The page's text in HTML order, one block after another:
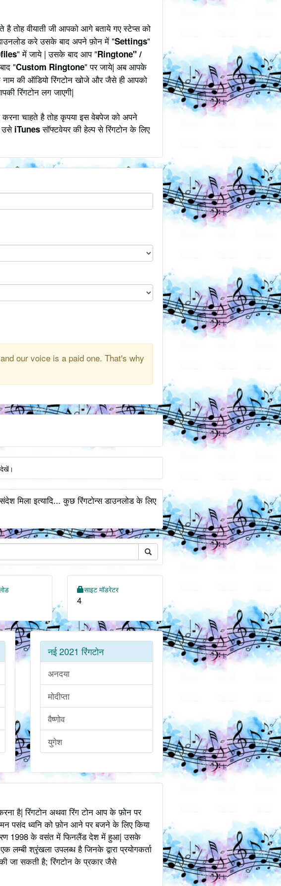
तोह वीयाती जी आपको आगे बताये गए स्टेप्स को
करे उसके बाद अपने फ़ोन में "Settings"
" में जाये | उसके बाद आप "Ringtone" /
"Custom Ringtone" पर जाये| अब आपके
नाम की ऑडियो रिंगटोन खोजे और जैसे ही आपको
रिंगटोन लग जाएगी|
चाहते है तोह कृपया इस वेबपेज को अपने
उसे iTunesसॉफ्टवेयर की हेल्प से रिंगटोन के लिए
our voice is a paid one. That's why
देखें।
मिला इत्यादि... कुछ रिंगटोन्स डाउनलोड के लिए
साइट मॉडरेटर
4
नई 2021 रिंगटोन
अनदया
मोदीप्ता
वैष्णोव
युगेश
है| रिंगटोन अथवा रिंग टोन आप के फ़ोन पर
पसंद ध्वनि को फ़ोन आने पर बजने के लिए किया
वितरण 1998 के वसंत में फिनलैंड देश में हुआ| उसके
श्रृंखला उपलब्ध है जिनके द्वारा प्रयोगकर्ता
जा सकती है; रिंगटोन के प्रकार जैसे